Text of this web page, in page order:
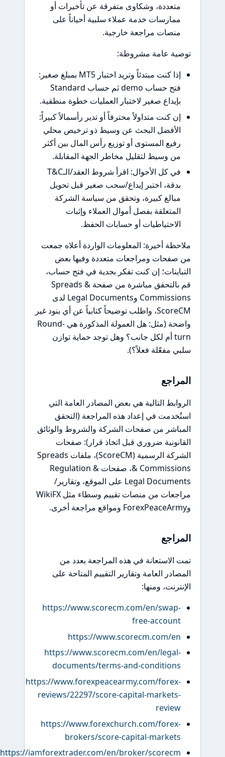
متعددة، وشكاوى متفرقة عن تأخيرات أو
ممارسات خدمة عملاء سلبية أحياناً على
منصات مراجعة خارجية.
توصية عامة مشروطة:
إذا كنت مبتدئاً وتريد اختبار MT5 بمبلغ صغير:
فتح حساب demo ثم حساب Standard
بإيداع صغير لاختبار العمليات خطوة منطقية.
إن كنت متداولاً محترفاً أو تدير رأسمالاً كبيراً:
الأفضل البحث عن وسيط ذو ترخيص محلي
رفيع المستوى أو توزيع رأس المال بين أكثر
من وسيط لتقليل مخاطر الجهة المقابلة.
في كل الأحوال: اقرأ شروط العقد/الـT&C
بدقة، اختبر إيداع/سحب صغير قبل تحويل
مبالغ كبيرة، وتحقق من سياسة الشركة
المتعلقة بفصل أموال العملاء وإثبات
الاحتياطيات أو حسابات الحفظ.
ملاحظة أخيرة: المعلومات الواردة أعلاه جمعت
من صفحات ومراجعات متعددة وفيها بعض
التباينات؛ إن كنت تفكر بجدية في فتح حساب،
قم بالتحقق مباشرة من صفحة Spreads &
Commissions وLegal Documents لدى
ScoreCM، واطلب توضيحاً كتابياً عن أي بنود غير
واضحة (مثل: هل العمولة المذكورة هي Round-
turn أم لكل جانب؟ وهل توجد حماية توازن
سلبي مفعّلة فعلاً؟).
المراجع
الروابط التالية هي بعض المصادر العامة التي
استُخدمت في إعداد هذه المراجعة (التحقق
المباشر من صفحات الشركة والشروط والوثائق
القانونية ضروري قبل اتخاذ قرار): صفحات
الشركة الرسمية (ScoreCM)، ملفات Spreads
& Commissions، صفحات Regulation &
Legal Documents على الموقع، وتقارير/
مراجعات من منصات تقييم وسطاء مثل WikiFX
المراجع
تمت الاستعانة في هذه المراجعة بعدد من
المصادر العامة وتقارير التقييم المتاحة على
الإنترنت، ومنها:
https://www.scorecm.com/en/swap-
free-account
https://www.scorecm.com/en
https://www.scorecm.com/en/legal-
documents/terms-and-conditions
https://www.forexpeacearmy.com/forex-
reviews/22297/score-capital-markets-
review
https://www.forexchurch.com/forex-
brokers/score-capital-markets
https://iamforextrader.com/en/broker/scorecm/